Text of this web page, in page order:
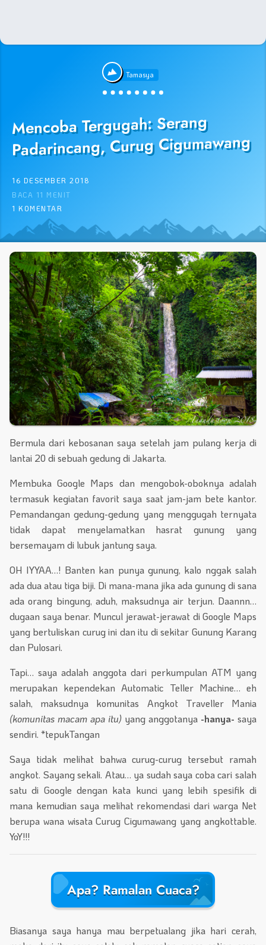
Tamasya
Mencoba Tergugah: Serang
Padarincang, Curug Cigumawang
16 DESEMBER 2018
BACA 11 MENIT
1 KOMENTAR
Bermula dari kebosanan saya setelah jam pulang kerja di
lantai 20 di sebuah gedung di Jakarta.
Membuka Google Maps dan mengobok-oboknya adalah
termasuk kegiatan favorit saya saat jam-jam bete kantor.
Pemandangan gedung-gedung yang menggugah ternyata
tidak dapat menyelamatkan hasrat gunung yang
bersemayam di lubuk jantung saya.
OH IYYAA…! Banten kan punya gunung, kalo nggak salah
ada dua atau tiga biji. Di mana-mana jika ada gunung di sana
ada orang bingung, aduh, maksudnya air terjun. Daannn…
dugaan saya benar. Muncul jerawat-jerawat di Google Maps
yang bertuliskan curug ini dan itu di sekitar Gunung Karang
dan Pulosari.
Tapi… saya adalah anggota dari perkumpulan ATM yang
merupakan kependekan Automatic Teller Machine… eh
salah, maksudnya komunitas Angkot Traveller Mania
(komunitas macam apa itu) yang anggotanya -hanya- saya
sendiri. *tepukTangan
Saya tidak melihat bahwa curug-curug tersebut ramah
angkot. Sayang sekali. Atau… ya sudah saya coba cari salah
satu di Google dengan kata kunci yang lebih spesifik di
mana kemudian saya melihat rekomendasi dari warga Net
berupa wana wisata Curug Cigumawang yang angkottable.
YoY!!!
Apa? Ramalan Cuaca?
Biasanya saya hanya mau berpetualang jika hari cerah,